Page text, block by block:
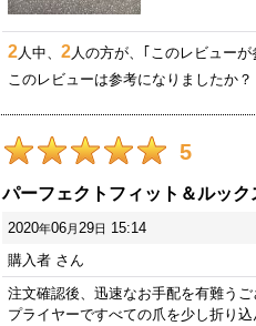
2人中、 2人の方が、｢このレビューが
このレビューは参考になりましたか？
5
パーフェクトフィット＆ルック
2020年06月29日 15:14
購入者 さん
注文確認後、迅速なお手配を有難うご
プライヤーですべての爪を少し折り込